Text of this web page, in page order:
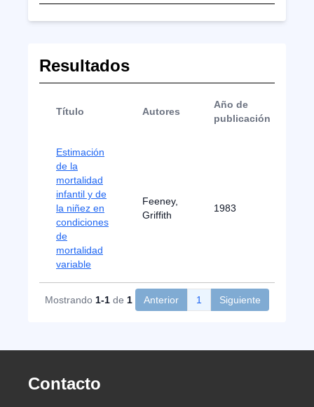
Resultados
Título Autores
Año de
publicación
Estimación
de la
mortalidad
infantil y de
la niñez en
condiciones
de
mortalidad
variable
Feeney,
Griffith
1983
Mostrando 1-1 de 1 Anterior 1 Siguiente
Contacto